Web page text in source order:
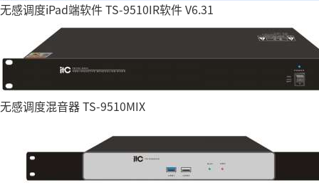
无感调度iPad端软件 TS-9510IR软件 V6.31
无感调度混音器 TS-9510MIX